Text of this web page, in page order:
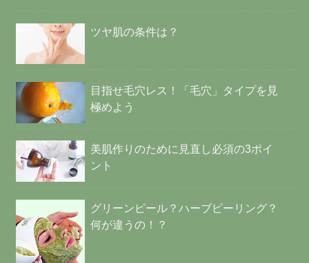
ツヤ肌の条件は？
目指せ毛穴レス！「毛穴」タイプを見
極めよう
美肌作りのために見直し必須の3ポイ
ント
グリーンピール？ハーブピーリング？
何が違うの！？